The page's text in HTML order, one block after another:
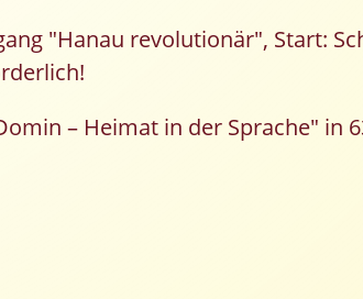
"Hanau revolutionär", Start:
– Heimat in der Sprache" in